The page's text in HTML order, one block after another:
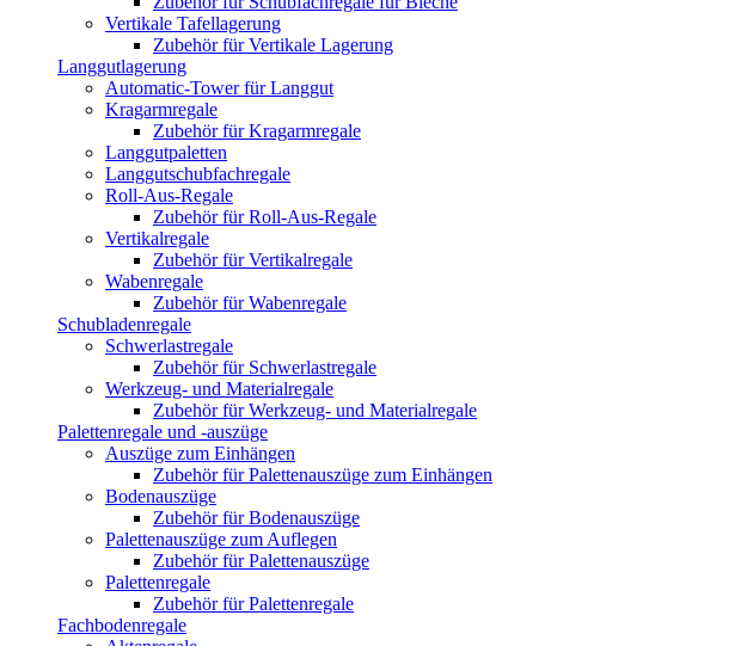
Vertikale Tafellagerung
Zubehör für Vertikale Lagerung
Langgutlagerung
Automatic-Tower für Langgut
Kragarmregale
Zubehör für Kragarmregale
Langgutpaletten
Langgutschubfachregale
Roll-Aus-Regale
Zubehör für Roll-Aus-Regale
Vertikalregale
Zubehör für Vertikalregale
Wabenregale
Zubehör für Wabenregale
Schubladenregale
Schwerlastregale
Zubehör für Schwerlastregale
Werkzeug- und Materialregale
Zubehör für Werkzeug- und Materialregale
Palettenregale und -auszüge
Auszüge zum Einhängen
Zubehör für Palettenauszüge zum Einhängen
Bodenauszüge
Zubehör für Bodenauszüge
Palettenauszüge zum Auflegen
Zubehör für Palettenauszüge
Palettenregale
Zubehör für Palettenregale
Fachbodenregale